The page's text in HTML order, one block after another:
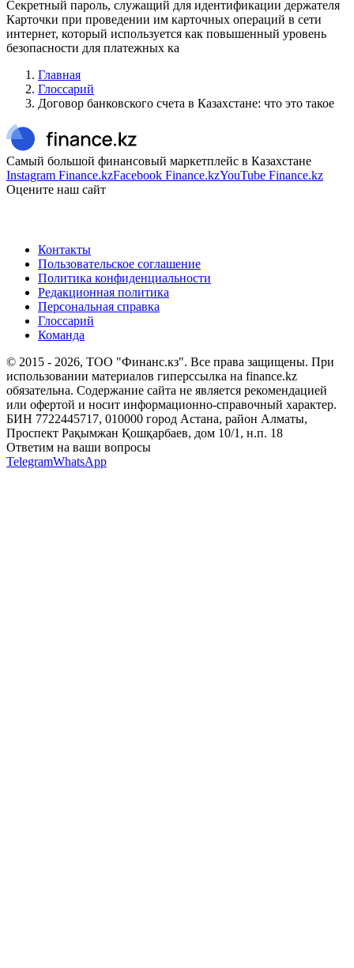
Секретный пароль, служащий для идентификации держателя
Карточки при проведении им карточных операций в сети
интернет, который используется как повышенный уровень
безопасности для платежных ка
Главная
Глоссарий
Договор банковского счета в Казахстане: что это такое
Самый большой финансовый маркетплейс в Казахстане
Instagram Finance.kzFacebook Finance.kzYouTube Finance.kz
Оцените наш сайт
Контакты
Пользовательское соглашение
Политика конфиденциальности
Редакционная политика
Персональная справка
Глоссарий
Команда
© 2015 - 2026, ТОО "Финанс.кз". Все права защищены. При
использовании материалов гиперссылка на finance.kz
обязательна. Содержание сайта не является рекомендацией
или офертой и носит информационно-справочный характер.
БИН 7722445717, 010000 город Астана, район Алматы,
Проспект Рақымжан Қошқарбаев, дом 10/1, н.п. 18
Ответим на ваши вопросы
TelegramWhatsApp